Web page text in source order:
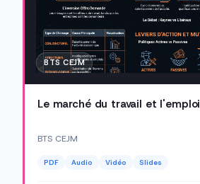
BTS CEJM
Le marché du travail et l'emploi
BTS CEJM
PDF Audio Vidéo Slides